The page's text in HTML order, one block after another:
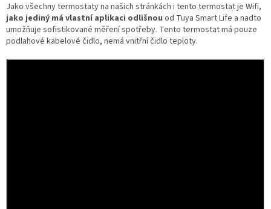
Jako všechny termostaty na našich stránkách i tento termostat je Wifi,
jako jediný má vlastní aplikaci odlišnou od Tuya Smart Life a nadto
umožňuje sofistikované měření spotřeby. Tento termostat má pouze
podlahové kabelové čidlo, nemá vnitřní čidlo teploty.